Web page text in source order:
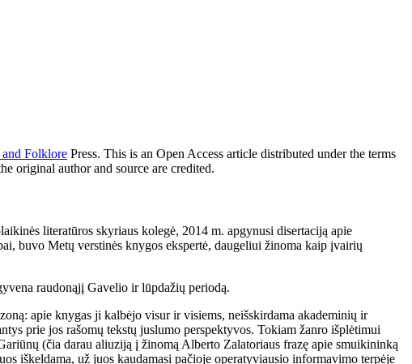
Folklore Press. This is an Open Access article distributed under the terms
original author and source are credited.
literatūros skyriaus kolegė, 2014 m. apgynusi disertaciją apie
buvo Metų verstinės knygos ekspertė, daugeliui žinoma kaip įvairių
raudonąjį Gavelio ir lūpdažių periodą.
apie knygas ji kalbėjo visur ir visiems, neišskirdama akademinių ir
prie jos rašomų tekstų juslumo perspektyvos. Tokiam žanro išplėtimui
(čia darau aliuziją į žinomą Alberto Zalatoriaus frazę apie smuikininką
iškeldama, už juos kaudamasi pačioje operatyviausio informavimo terpėje